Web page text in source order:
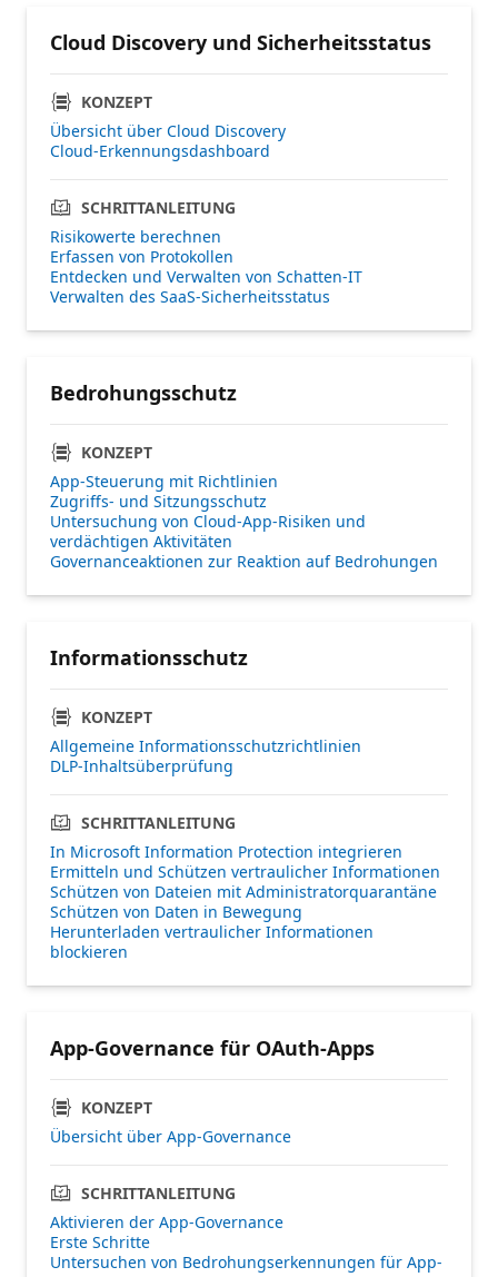
Cloud Discovery und Sicherheitsstatus
KONZEPT
Übersicht über Cloud Discovery
Cloud-Erkennungsdashboard
SCHRITTANLEITUNG
Risikowerte berechnen
Erfassen von Protokollen
Entdecken und Verwalten von Schatten-IT
Verwalten des SaaS-Sicherheitsstatus
Bedrohungsschutz
KONZEPT
App-Steuerung mit Richtlinien
Zugriffs- und Sitzungsschutz
Untersuchung von Cloud-App-Risiken und
verdächtigen Aktivitäten
Governanceaktionen zur Reaktion auf Bedrohungen
Informationsschutz
KONZEPT
Allgemeine Informationsschutzrichtlinien
DLP-Inhaltsüberprüfung
SCHRITTANLEITUNG
In Microsoft Information Protection integrieren
Ermitteln und Schützen vertraulicher Informationen
Schützen von Dateien mit Administratorquarantäne
Schützen von Daten in Bewegung
Herunterladen vertraulicher Informationen
blockieren
App-Governance für OAuth-Apps
KONZEPT
Übersicht über App-Governance
SCHRITTANLEITUNG
Aktivieren der App-Governance
Erste Schritte
Untersuchen von Bedrohungserkennungen für App-